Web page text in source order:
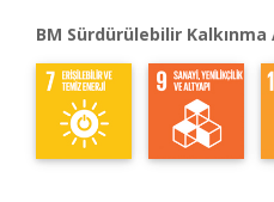
BM Sürdürülebilir Kalkınma